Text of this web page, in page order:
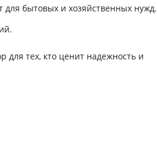
бытовых и хозяйственных нужд.
для тех, кто ценит надежность и